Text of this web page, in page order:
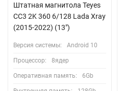
Штатная магнитола Teyes
CC3 2K 360 6/128 Lada Xray
(2015-2022) (13")
Версия системы: Android 10
Процессор: 8ядер
Оперативная память: 6Gb